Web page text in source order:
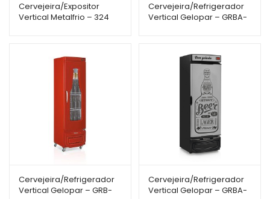
Cervejeira/Expositor
Vertical Metalfrio – 324
Cervejeira/Refrigerador
Vertical Gelopar – GRBA-
Cervejeira/Refrigerador
Vertical Gelopar – GRB-
Cervejeira/Refrigerador
Vertical Gelopar – GRBA-